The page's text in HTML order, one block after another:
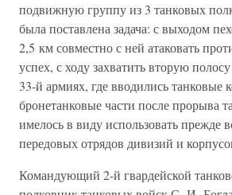
подвижную группу из 3 танковых
была поставлена задача: с выходом
2,5 км совместно с ней атаковать
успех, с ходу захватить вторую
33-й армиях, где вводились танковые
бронетанковые части после прорыва
имелось в виду использовать прежде
передовых отрядов дивизий и
Командующий 2-й гвардейской